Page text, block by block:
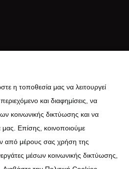
η τοποθεσία μας να λειτουργεί
και διαφημίσεις, να
κοινωνικής δικτύωσης και να
Επίσης, κοινοποιούμε
από μέρους σας χρήση της
μέσων κοινωνικής δικτύωσης,